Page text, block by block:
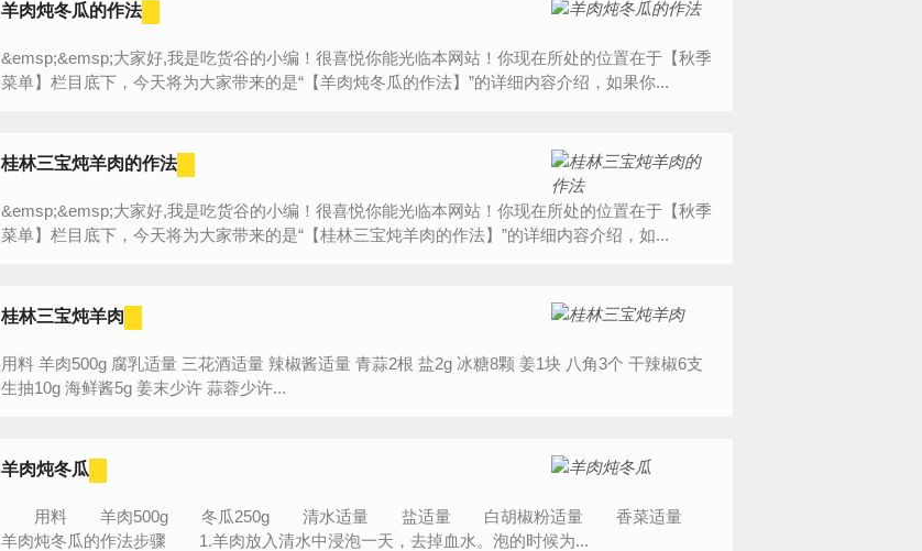
羊肉炖冬瓜的作法
&emsp;&emsp;大家好,我是吃货谷的小编！很喜悦你能光临本网站！你现在所处的位置在于【秋季
菜单】栏目底下，今天将为大家带来的是“【羊肉炖冬瓜的作法】”的详细内容介绍，如果你...
桂林三宝炖羊肉的作法
&emsp;&emsp;大家好,我是吃货谷的小编！很喜悦你能光临本网站！你现在所处的位置在于【秋季
菜单】栏目底下，今天将为大家带来的是“【桂林三宝炖羊肉的作法】”的详细内容介绍，如...
桂林三宝炖羊肉
用料 羊肉500g 腐乳适量 三花酒适量 辣椒酱适量 青蒜2根 盐2g 冰糖8颗 姜1块 八角3个 干辣椒6支
生抽10g 海鲜酱5g 姜末少许 蒜蓉少许...
羊肉炖冬瓜
用料 羊肉500g 冬瓜250g 清水适量 盐适量 白胡椒粉适量 香菜适量
羊肉炖冬瓜的作法步骤 1.羊肉放入清水中浸泡一天，去掉血水。泡的时候为...